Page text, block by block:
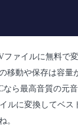
ファイルに無料で
移動や保存は容量
なら最高音質の元
ルに変換してベス
。